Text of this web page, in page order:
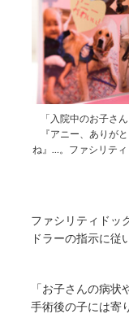
「入院中のお子さ
『アニー、ありが
ね』…。ファシリテ
ファシリティドッ
ドラーの指示に従
「お子さんの病
手術後の子には寄